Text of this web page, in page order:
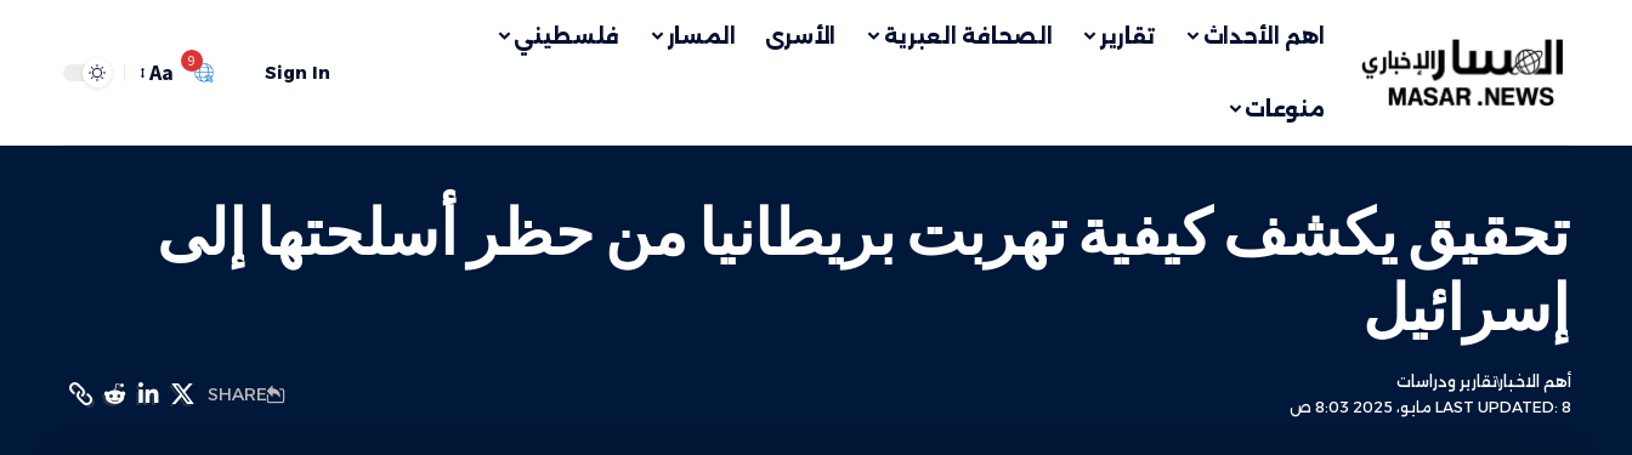
اهم الأحداث تقارير الصحافة العبرية الأسرى المسار فلسطيني
منوعات
Sign In
9
Aa
تحقيق يكشف كيفية تهربت بريطانيا من حظر أسلحتها إلى
إسرائيل
LAST UPDATED: 8 مايو، 2025 8:03 ص
أهم الاخبارتقارير ودراسات
SHARE